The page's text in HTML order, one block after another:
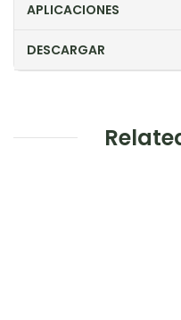
APLICACIONES
DESCARGAR